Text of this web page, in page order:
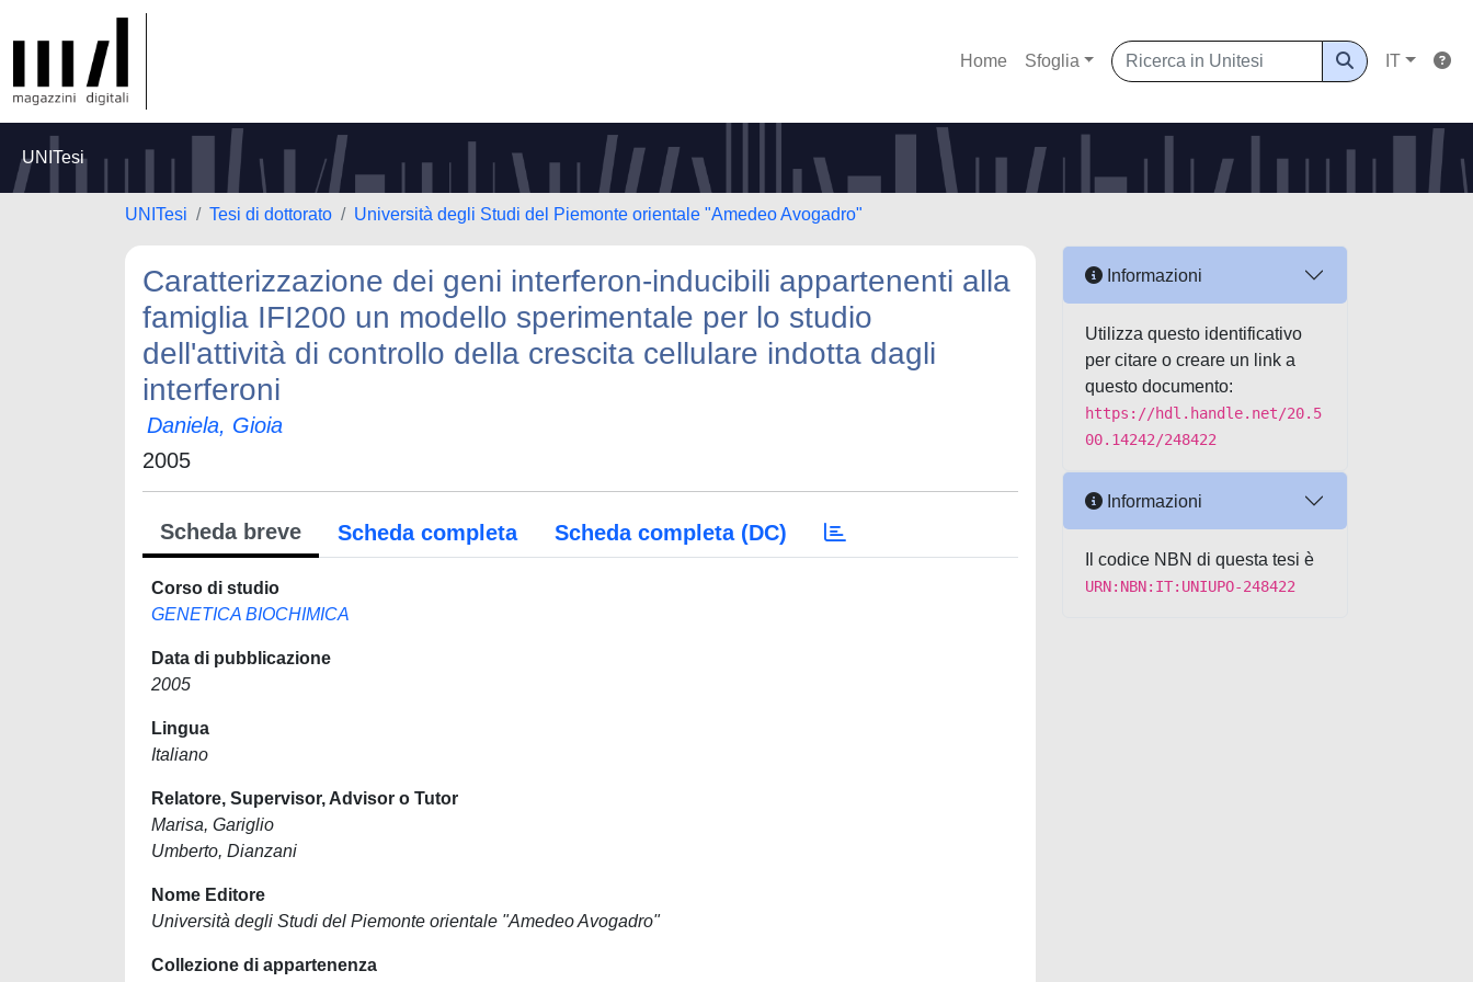
Home Sfoglia IT
UNITesi
UNITesi Tesi di dottorato Università degli Studi del Piemonte orientale "Amedeo Avogadro"
Caratterizzazione dei geni interferon-inducibili appartenenti alla
famiglia IFI200 un modello sperimentale per lo studio
dell'attività di controllo della crescita cellulare indotta dagli
interferoni
Daniela, Gioia
2005
Scheda breve Scheda completa Scheda completa (DC)
Corso di studio
GENETICA BIOCHIMICA
Data di pubblicazione
2005
Lingua
Italiano
Relatore, Supervisor, Advisor o Tutor
Marisa, Gariglio
Umberto, Dianzani
Nome Editore
Università degli Studi del Piemonte orientale "Amedeo Avogadro"
Collezione di appartenenza
Informazioni
Utilizza questo identificativo
per citare o creare un link a
questo documento:
https://hdl.handle.net/20.5
00.14242/248422
Informazioni
Il codice NBN di questa tesi è
URN:NBN:IT:UNIUPO-248422